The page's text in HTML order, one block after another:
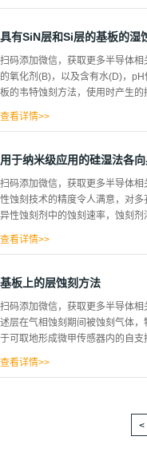
酮中，用超音速雕刻30分钟，然
氧化层放入石灰石的HF溶液中去
察蚀刻的样子，并观察到蚀刻的
孔质，气孔的大小为50 nm，如果
温...
具有SiN层和Si层的基板的湿
扫码添加微信，获取更多半导体
的氧化剂(B)，以及含有水(D)，
板的韦特蚀刻方法，使用时产生
在不同晶体面的蚀刻速度有很大
环境中的负载，对于具有SiN层及
的基板，芯片分别采用CVD法将
上的SiN膜基板，切割成方圆1cm
中。Si膜的蚀刻速度...
查看详情>>
用于纳米级应用的硅湿法各
扫码添加微信，获取更多半导体
性蚀刻技术的精度令人满意，对
异性蚀刻剂中的蚀刻速率，蚀刻
个例外，大多数分析的方向显示
向异性比的变化，蚀刻剂浓度和
蚀刻速率的另一种潜在方法是引
别是对于低TMAH浓度，通过比
有影响。因此，建议使用K2CO向
查看详情>>
基板上的层蚀刻方法
扫码添加微信，获取更多半导体
述层在气相蚀刻期间被蚀刻气体
于可取地形成微甲传感器内的自
层，在其上沉积例如厚的Epi多晶
的基于氟的硅深度蚀刻方法进行
查看详情>>